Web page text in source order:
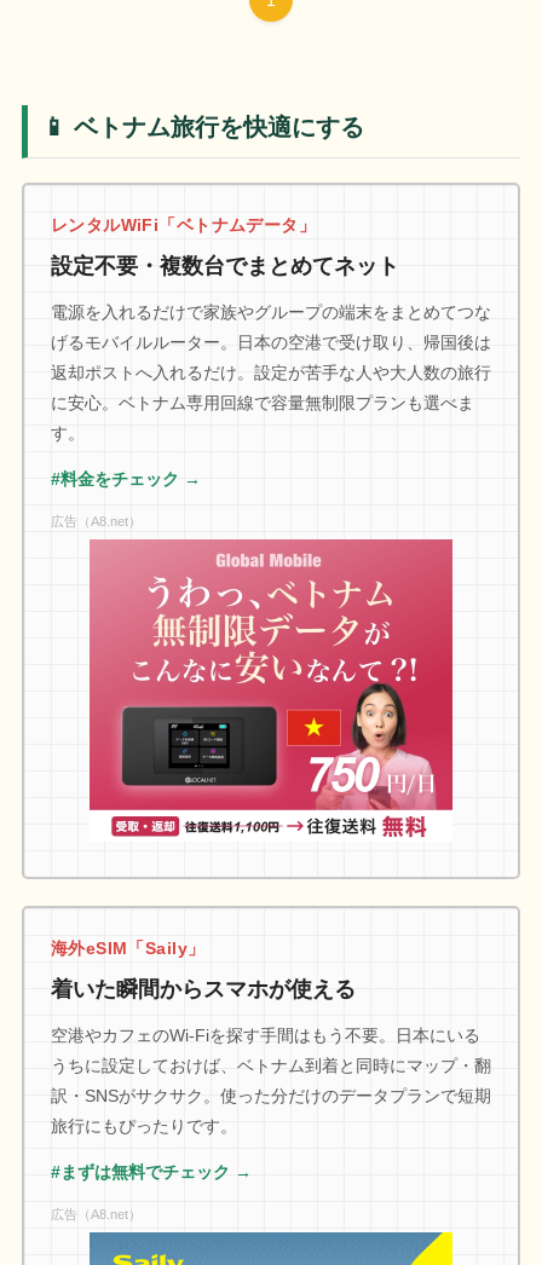
📱 ベトナム旅行を快適にする
レンタルWiFi「ベトナムデータ」
設定不要・複数台でまとめてネット
電源を入れるだけで家族やグループの端末をまとめてつな
げるモバイルルーター。日本の空港で受け取り、帰国後は
返却ポストへ入れるだけ。設定が苦手な人や大人数の旅行
に安心。ベトナム専用回線で容量無制限プランも選べま
す。
#料金をチェック →
広告（A8.net）
海外eSIM「Saily」
着いた瞬間からスマホが使える
空港やカフェのWi-Fiを探す手間はもう不要。日本にいる
うちに設定しておけば、ベトナム到着と同時にマップ・翻
訳・SNSがサクサク。使った分だけのデータプランで短期
旅行にもぴったりです。
#まずは無料でチェック →
広告（A8.net）